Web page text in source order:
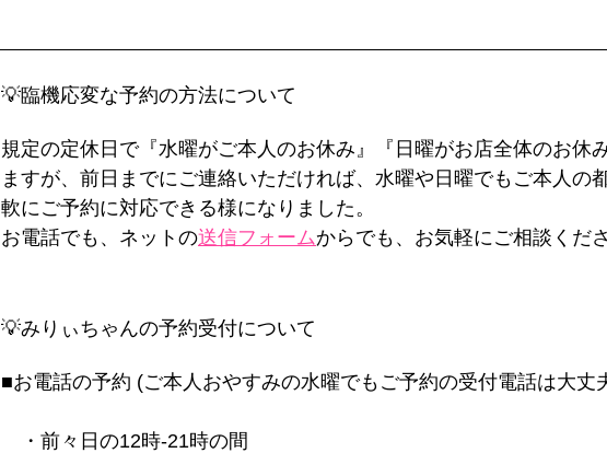
💡臨機応変な予約の方法について
規定の定休日で『水曜がご本人のお休み』『日曜がお店全体のお休
ますが、前日までにご連絡いただければ、水曜や日曜でもご本人の
軟にご予約に対応できる様になりました。
お電話でも、ネットの送信フォームからでも、お気軽にご相談くださ
💡みりぃちゃんの予約受付について
■お電話の予約 (ご本人おやすみの水曜でもご予約の受付電話は大丈
・前々日の12時-21時の間